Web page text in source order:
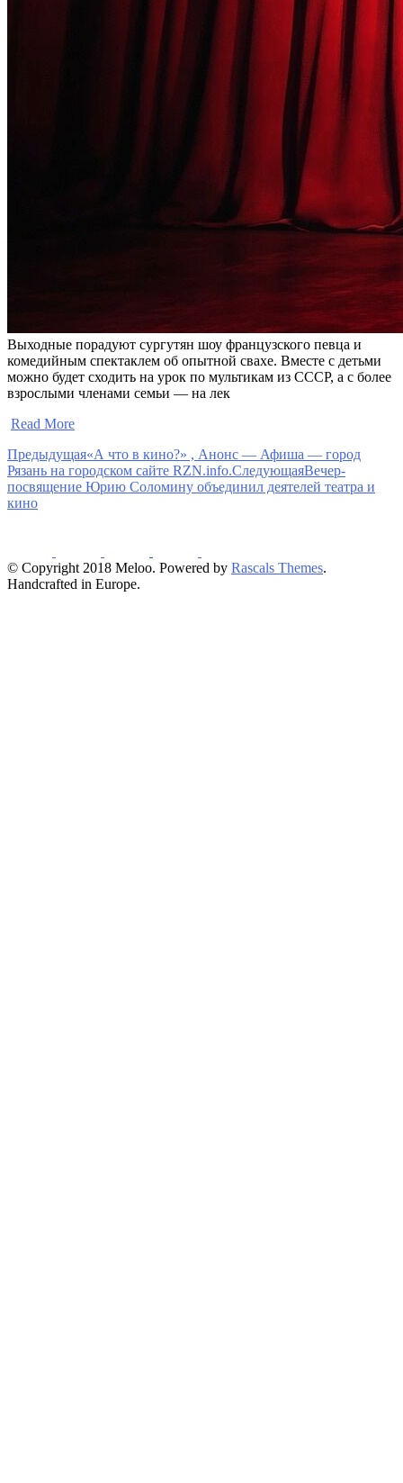
Выходные порадуют сургутян шоу французского певца и
комедийным спектаклем об опытной свахе. Вместе с детьми
можно будет сходить на урок по мультикам из СССР, а с более
взрослыми членами семьи — на лек
Read More
Предыдущая«А что в кино?» , Анонс — Афиша — город
Рязань на городском сайте RZN.info.СледующаяВечер-
посвящение Юрию Соломину объединил деятелей театра и
кино
© Copyright 2018 Meloo. Powered by Rascals Themes.
Handcrafted in Europe.